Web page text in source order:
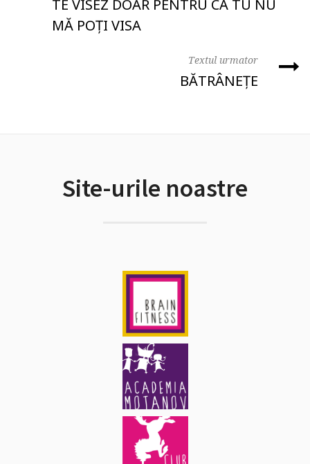
TE VISEZ DOAR PENTRU CĂ TU NU
MĂ POȚI VISA
Textul urmator
BĂTRÂNEȚE
Site-urile noastre